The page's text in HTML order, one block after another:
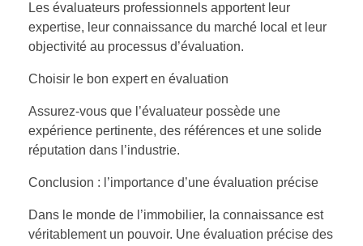
Les évaluateurs professionnels apportent leur
expertise, leur connaissance du marché local et leur
objectivité au processus d’évaluation.
Choisir le bon expert en évaluation
Assurez-vous que l’évaluateur possède une
expérience pertinente, des références et une solide
réputation dans l’industrie.
Conclusion : l’importance d’une évaluation précise
Dans le monde de l’immobilier, la connaissance est
véritablement un pouvoir. Une évaluation précise des